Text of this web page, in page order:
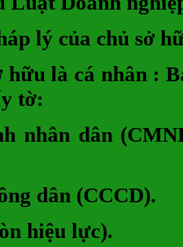
lý của chủ sở
hữu là cá nhân :
tờ:
nhân dân
dân
hiệu lực).